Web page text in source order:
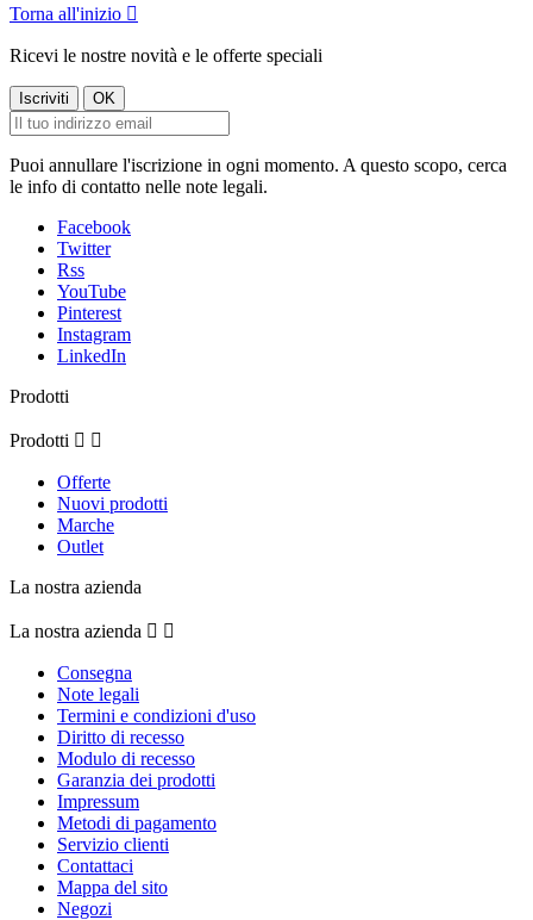
Torna all'inizio 
Ricevi le nostre novità e le offerte speciali
Puoi annullare l'iscrizione in ogni momento. A questo scopo, cerca
le info di contatto nelle note legali.
Facebook
Twitter
Rss
YouTube
Pinterest
Instagram
LinkedIn
Prodotti
Prodotti  
Offerte
Nuovi prodotti
Marche
Outlet
La nostra azienda
La nostra azienda  
Consegna
Note legali
Termini e condizioni d'uso
Diritto di recesso
Modulo di recesso
Garanzia dei prodotti
Impressum
Metodi di pagamento
Servizio clienti
Contattaci
Mappa del sito
Negozi